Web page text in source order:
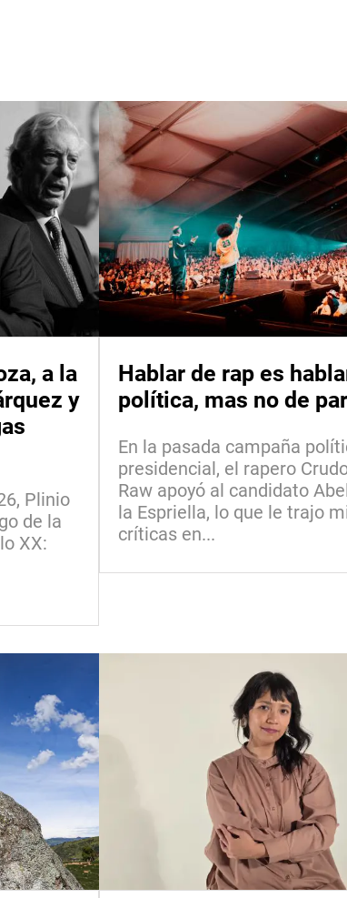
a la
y
Plinio
de la
XX:
Hablar de rap es
política, mas no de
En la pasada campaña
presidencial, el rapero
Raw apoyó al candidato
la Espriella, lo que le trajo
críticas en...